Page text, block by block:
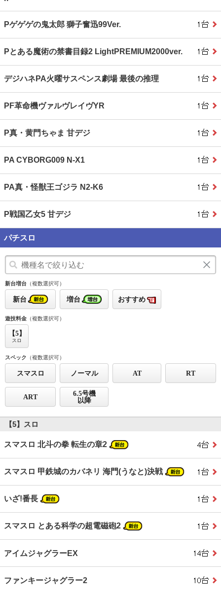
Pゲゲゲの鬼太郎 獅子奮迅99Ver.
Pとある魔術の禁書目録2 LightPREMIUM2000ver.
デジハネPA火曜サスペンス劇場 最後の推理
PF革命機ヴァルヴレイヴYR
P真・黄門ちゃま 甘デジ
PA CYBORG009 N‐X1
PA真・怪獣王ゴジラ N2‐K6
P戦国乙女5 甘デジ
パチスロ
新台増台 （複数選択可）
新台 増台 おすすめ
遊技料金 （複数選択可）
【5】
スロ
スペック （複数選択可）
スマスロ ノーマル AT RT
ART
6.5号機
以降
【5】スロ
スマスロ 北斗の拳 転生の章2
スマスロ 甲鉄城のカバネリ 海門(うなと)決戦
いざ!番長
スマスロ とある科学の超電磁砲2
アイムジャグラーEX
ファンキージャグラー2